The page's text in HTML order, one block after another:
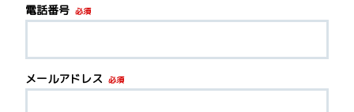
電話番号 必須
メールアドレス 必須